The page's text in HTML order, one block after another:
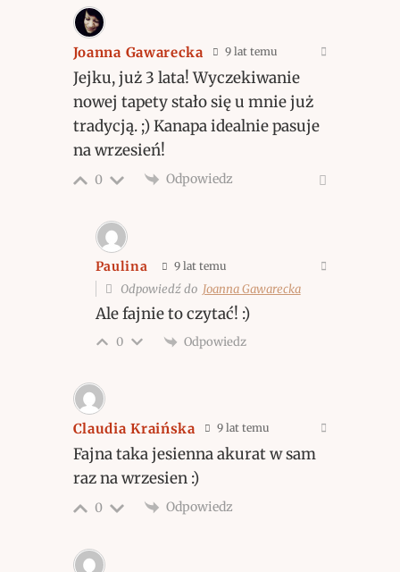
Joanna Gawarecka 9 lat temu
Jejku, już 3 lata! Wyczekiwanie
nowej tapety stało się u mnie już
tradycją. ;) Kanapa idealnie pasuje
na wrzesień!
0 Odpowiedz
Paulina 9 lat temu
Odpowiedź do Joanna Gawarecka
Ale fajnie to czytać! :)
0 Odpowiedz
Claudia Kraińska 9 lat temu
Fajna taka jesienna akurat w sam
raz na wrzesien :)
0 Odpowiedz